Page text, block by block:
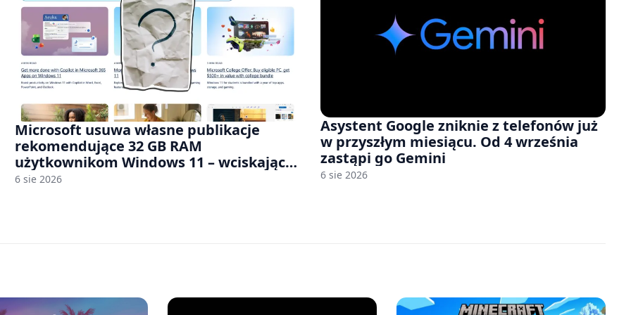
Microsoft usuwa własne publikacje
rekomendujące 32 GB RAM
użytkownikom Windows 11 – wciskając
nam przy tym komputery z 8 GB RAM po
6 sie 2026
Asystent Google zniknie z telefonów już
w przyszłym miesiącu. Od 4 września
zastąpi go Gemini
6 sie 2026